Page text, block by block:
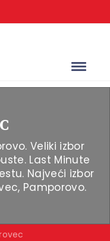
Veliki izbor
Last Minute
Najveći izbor
Pamporovo.